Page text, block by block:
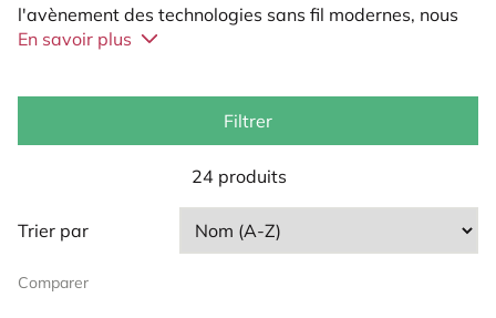
l'avènement des technologies sans fil modernes, nous
sommes toujours confrontés à une multitude de câbles
souvent, ces câbles forment un enchevêtrement
inextricable et créent ainsi une situation dangereuse.
câbles, Ergo2Work propose également la possibilité
d'équiper les postes de travail de systèmes de gestion
des câbles dans le cadre de projets spécifiques. Les
de travail maîtrisé et sûr. Appelez-nous pour obtenir
En savoir plus
Filtrer
24 produits
Trier par
Comparer